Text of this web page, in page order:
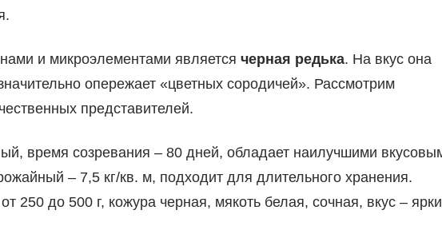
и микроэлементами является черная редька. На вкус она
опережает «цветных сородичей». Рассмотрим
представителей.
время созревания – 80 дней, обладает наилучшими
– 7,5 кг/кв. м, подходит для длительного хранения.
250 до 500 г, кожура черная, мякоть белая, сочная, вкус –